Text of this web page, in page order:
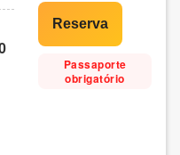
Passaporte
obrigatório